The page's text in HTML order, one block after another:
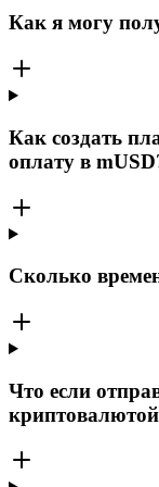
Как я могу
Как создать
оплату в
Сколько
Что если